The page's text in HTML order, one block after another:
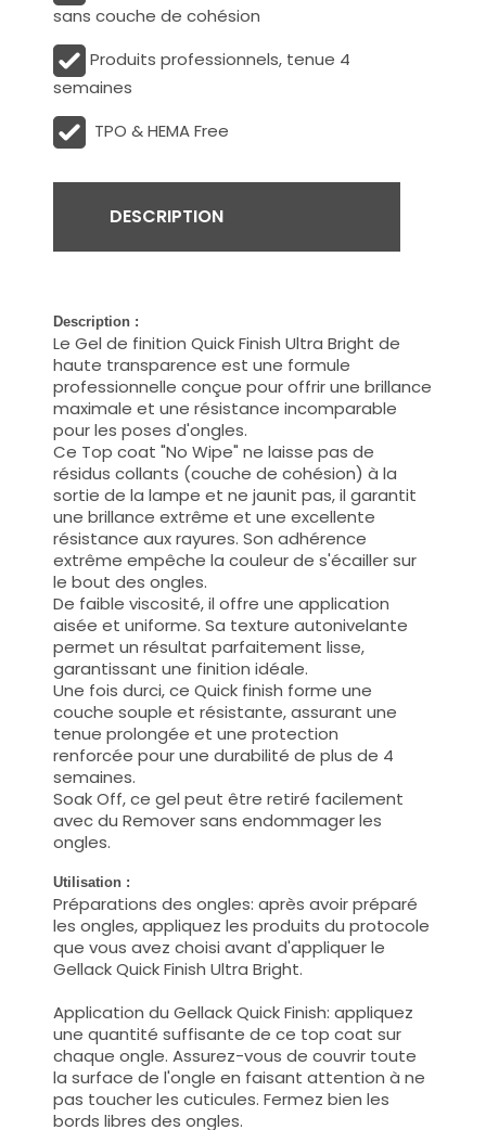
sans couche de cohésion
Produits professionnels, tenue 4
semaines
TPO & HEMA Free
DESCRIPTION
Description :
Le Gel de finition Quick Finish Ultra Bright de
haute transparence est une formule
professionnelle conçue pour offrir une brillance
maximale et une résistanceincomparable
pour les poses d'ongles.
Ce Top coat "No Wipe" ne laisse pas de
résidus collants (couche de cohésion) à la
sortie de la lampe et ne jaunit pas, il garantit
une brillance extrême et une excellente
résistance aux rayures. Son adhérence
extrême empêche la couleur de s'écailler sur
le bout des ongles.
De faible viscosité, il offre une application
aisée et uniforme. Sa texture autonivelante
permet un résultat parfaitement lisse,
garantissant une finition idéale.
Une fois durci, ce Quick finish forme une
couche souple et résistante, assurant une
tenue prolongée et une protection
renforcée pour une durabilité de plus de 4
semaines.
Soak Off, ce gel peut être retiré facilement
avec du Remover sans endommager les
ongles.
Utilisation :
Préparations des ongles: après avoir préparé
les ongles, appliquez les produits du protocole
que vous avez choisi avant d'appliquer le
Gellack Quick Finish Ultra Bright.
Application du Gellack Quick Finish: appliquez
une quantité suffisante de ce top coat sur
chaque ongle. Assurez-vous de couvrir toute
la surface de l'ongle en faisant attention à ne
pas toucher les cuticules. Fermez bien les
bords libres des ongles.